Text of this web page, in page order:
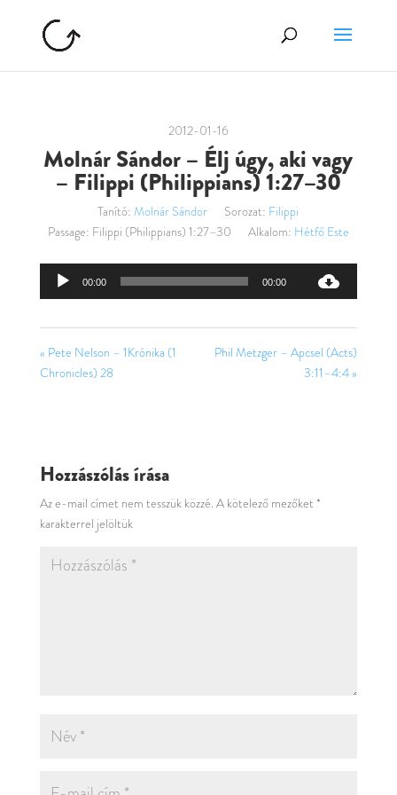
2012-01-16
Molnár Sándor – Élj úgy, aki vagy
– Filippi (Philippians) 1:27–30
Tanító: Molnár Sándor Sorozat: Filippi
Passage: Filippi (Philippians) 1:27–30 Alkalom: Hétfő Este
Audió
00:00 00:00
« Pete Nelson – 1Krónika (1
Chronicles) 28
Phil Metzger – Apcsel (Acts)
3:11–4:4 »
Hozzászólás írása
Az e-mail címet nem tesszük közzé. A kötelező mezőket *
karakterrel jelöltük